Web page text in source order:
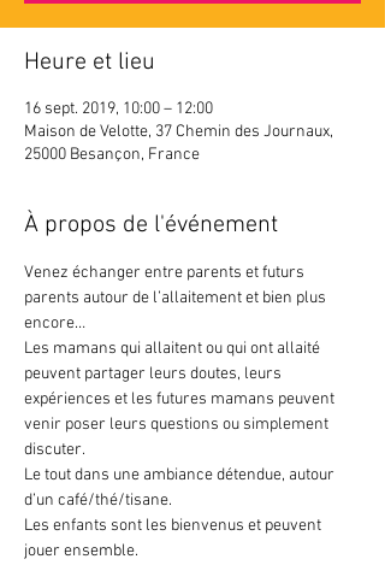
Heure et lieu
16 sept. 2019, 10:00 – 12:00
Maison de Velotte, 37 Chemin des Journaux,
25000 Besançon, France
À propos de l'événement
Venez échanger entre parents et futurs
parents autour de l’allaitement et bien plus
encore…
Les mamans qui allaitent ou qui ont allaité
peuvent partager leurs doutes, leurs
expériences et les futures mamans peuvent
venir poser leurs questions ou simplement
discuter.
Le tout dans une ambiance détendue, autour
d’un café/thé/tisane.
Les enfants sont les bienvenus et peuvent
jouer ensemble.